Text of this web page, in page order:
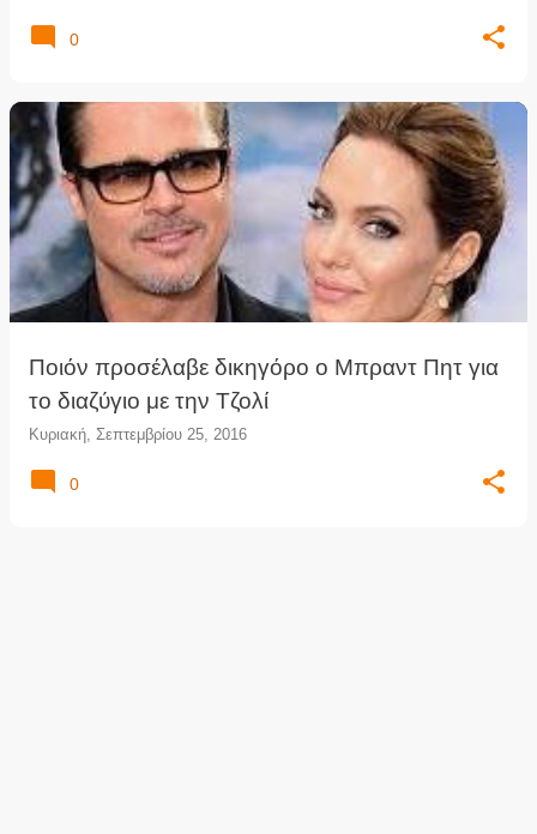
0
Ποιόν προσέλαβε δικηγόρο ο Μπραντ Πητ για
το διαζύγιο με την Τζολί
Κυριακή, Σεπτεμβρίου 25, 2016
0